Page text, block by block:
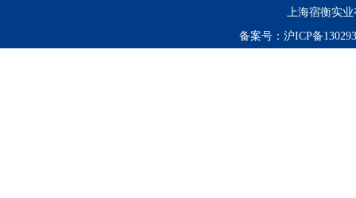
上海宿衡实
备案号： 沪ICP备